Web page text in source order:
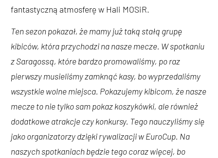
fantastyczną atmosferę w Hali MOSiR.
Ten sezon pokazał, że mamy już taką stałą grupę
kibiców, która przychodzi na nasze mecze. W spotkaniu
z Saragossą, które bardzo promowaliśmy, po raz
pierwszy musieliśmy zamknąć kasy, bo wyprzedaliśmy
wszystkie wolne miejsca. Pokazujemy kibicom, że nasze
mecze to nie tylko sam pokaz koszykówki, ale również
dodatkowe atrakcje czy konkursy. Tego nauczyliśmy się
jako organizatorzy dzięki rywalizacji w EuroCup. Na
naszych spotkaniach będzie tego coraz więcej, bo